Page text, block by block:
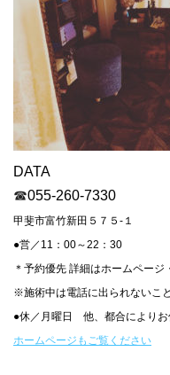
DATA
☎055-260-7330
甲斐市富竹新田５７５-１
●営／11：00～22：30
＊予約優先 詳細はホームページ
※施術中は電話に出られないこ
●休／月曜日 他、都合によりお
ホームページもご覧ください